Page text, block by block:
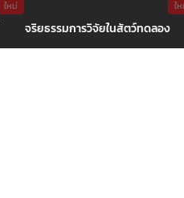
จริยธรรมการวิจัยในสัตว์ทดลอง